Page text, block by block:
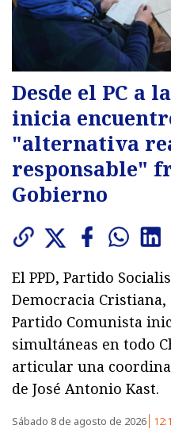
Desde el PC a
inicia
"alternativa
responsable"
Gobierno
El PPD, Partido
Democracia
Partido Comunista
simultáneas en todo
articular una
de José Antonio Kast.
Sábado 8 de agosto de 2026